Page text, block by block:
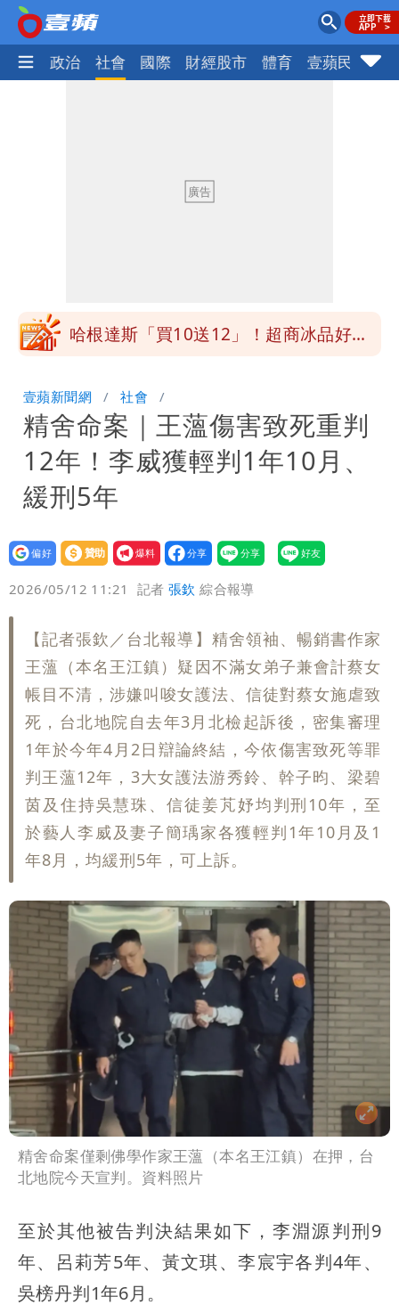
生活 政治 社會 國際 財經股市 體育 壹蘋民調
疑「破百間日租套房」遭罰25萬 業者
安說了
哈根達斯「買10送12」！超商冰品好康
入！杰威爾發聲明怒斥
比政府還有愛！台灣暖捐熊本「1物資」
日人讚爆：乾脆給台灣統治
這次真的不一樣？南亞科砸3466億拚先
進製程 挑戰擴產魔咒
連戰二媳罕見發火！砲轟財政部「不負責
任」
獨家｜蕭敬騰「渡邉」日料店慘遇惡房
東！漲租→續約前翻臉→存證信逼遷
Summer火大（壹蘋10點強打）
苦茶癌油｜威加2老闆交保！採購、中間
商羈押禁見
廉航新規「頭頂置物櫃收費」 網崩潰：
上廁所多少？
白海豚路徑變了！專家：離台又更近 暴
風圈逼近岸處
3資深房仲遭聲押禁見！士院裁定全交保
＋限居
UNIQLO涼感衣不涼？店員揭「洗標編
號」藏玄機
國家隊戰績！投資報酬率飆81％ 台積
電一檔狂賺76億
賴清德「總統級嘲諷」嗆爆盧秀燕！8年
總帳一次掀翻
70歲姜厚任攜小2輪女友現身！交往原因
超Man
駐英台北代表處徵助理 薪資99K！工作
內容讓人看傻
白海豚明恐海警！全台大雨3天「這區下
到紫爆」
疑「破百間日租套房」遭罰25萬 業者
說話了
壹蘋新聞網 社會
精舍命案｜王薀傷害致死重判
12年！李威獲輕判1年10月、
緩刑5年
設為
贊助
我要
爆料
2026/05/12 11:21 記者張欽 綜合報導
【記者張欽／台北報導】精舍領袖、暢銷書作家
王薀（本名王江鎮）疑因不滿女弟子兼會計蔡女
帳目不清，涉嫌叫唆女護法、信徒對蔡女施虐致
死，台北地院自去年3月北檢起訴後，密集審理
1年於今年4月2日辯論終結，今依傷害致死等罪
判王薀12年，3大女護法游秀鈴、幹子昀、梁碧
茵及住持吳慧珠、信徒姜芃妤均判刑10年，至
於藝人李威及妻子簡瑀家各獲輕判1年10月及1
年8月，均緩刑5年，可上訴。
精舍命案僅剩佛學作家王薀（本名王江鎮）在押，台
北地院今天宣判。資料照片
至於其他被告判決結果如下，李淵源判刑9
年、呂莉芳5年、黃文琪、李宸宇各判4年、
吳榜丹判1年6月。